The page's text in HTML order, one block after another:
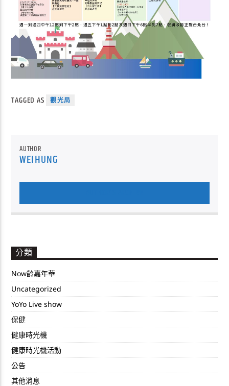
TAGGED AS 觀光局
AUTHOR
WEIHUNG
分類
Now齡嘉年華
Uncategorized
YoYo Live show
保健
健康時光機
健康時光機活動
公告
其他消息